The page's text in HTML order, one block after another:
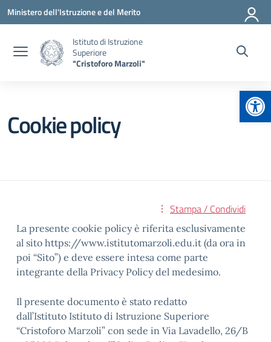
Vai ai contenuti
Vai al menu di navigazione
Vai al footer
Ministero dell'Istruzione e del Merito
Istituto di Istruzione
Superiore
"Cristoforo Marzoli"
Cookie policy
Stampa / Condividi
La presente cookie policy è riferita esclusivamente
al sito https://www.istitutomarzoli.edu.it (da ora in
poi “Sito”) e deve essere intesa come parte
integrante della Privacy Policy del medesimo.
Il presente documento è stato redatto
dall’Istituto Istituto di Istruzione Superiore
“Cristoforo Marzoli” con sede in Via Lavadello, 26/B